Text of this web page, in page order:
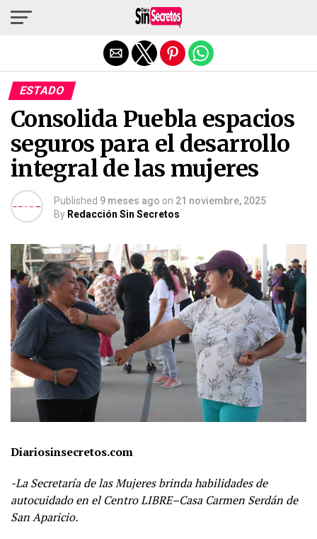
ESTADO
Consolida Puebla espacios
seguros para el desarrollo
integral de las mujeres
Published 9 meses ago on 21 noviembre, 2025
By Redacción Sin Secretos
Diariosinsecretos.com
-La Secretaría de las Mujeres brinda habilidades de
autocuidado en el Centro LIBRE–Casa Carmen Serdán de
San Aparicio.
Salir de la versión móvil